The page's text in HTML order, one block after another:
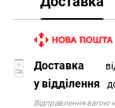
Доставка
у відділення
Відправлення вагою